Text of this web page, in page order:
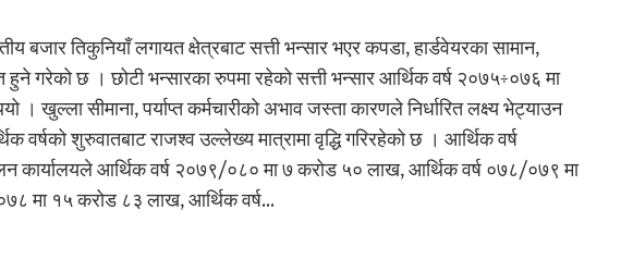
बजार तिकुनियाँ लगायत क्षेत्रबाट सत्ती भन्सार भएर कपडा, हार्डवेयरका सामान,
हुने गरेको छ । छोटी भन्सारका रुपमा रहेको सत्ती भन्सार आर्थिक वर्ष २०७५÷०७६ मा
। खुल्ला सीमाना, पर्याप्त कर्मचारीको अभाव जस्ता कारणले निर्धारित लक्ष्य भेट्याउन
वर्षको शुरुवातबाट राजश्व उल्लेख्य मात्रामा वृद्धि गरिरहेको छ । आर्थिक वर्ष
आर्थिक वर्ष २०७९/०८० मा ७ करोड ५० लाख, आर्थिक वर्ष ०७८/०७९ मा
मा १५ करोड ८३ लाख, आर्थिक वर्ष…